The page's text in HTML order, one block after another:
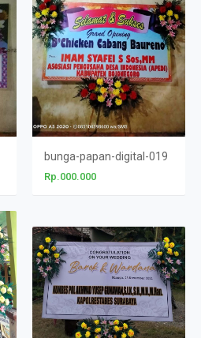
bunga-papan-digital-019
Rp.000.000